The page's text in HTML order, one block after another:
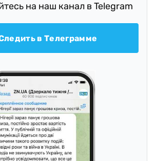
на наш канал в Telegram
в Телеграмме